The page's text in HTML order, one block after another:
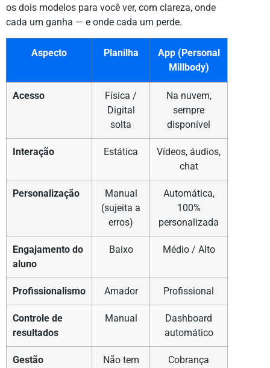
os dois modelos para você ver, com clareza, onde
cada um ganha — e onde cada um perde.
Aspecto Planilha
App (Personal
Millbody)
Acesso
Física /
Digital
solta
Na nuvem,
sempre
disponível
Interação Estática
Vídeos, áudios,
chat
Personalização
Manual
(sujeita a
erros)
Automática,
100%
personalizada
Engajamento do
aluno
Baixo Médio / Alto
Profissionalismo Amador Profissional
Controle de
resultados
Manual
Dashboard
automático
Gestão
Não tem
Cobrança